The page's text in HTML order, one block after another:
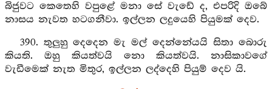
බිජුවට කෙතෙහි වපුළේ මනා සේ වැඩේ ද, එපරිදි ඔබේ
නාසය නැවත හටගනීවා. ඉල්ලන ලදුයෙහි පියුමක් දෙව.
390. තුලුහු දෙදෙන මැ මල් දෙන්නේයයි සිතා බොරු
කියති. ඔහු කියත්වයි නො කියත්වයි. නාසිකාවගේ
වැඩීමෙක් නැත මිතුර, ඉල්ලන ලද්දෙහි පියුම් දෙව යි.